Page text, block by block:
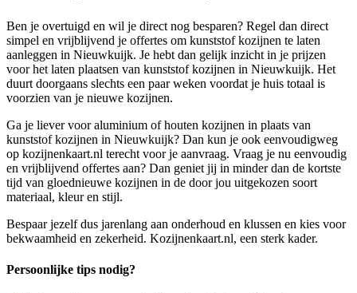
Ben je overtuigd en wil je direct nog besparen? Regel dan direct
simpel en vrijblijvend je offertes om kunststof kozijnen te laten
aanleggen in Nieuwkuijk. Je hebt dan gelijk inzicht in je prijzen
voor het laten plaatsen van kunststof kozijnen in Nieuwkuijk. Het
duurt doorgaans slechts een paar weken voordat je huis totaal is
voorzien van je nieuwe kozijnen.
Ga je liever voor aluminium of houten kozijnen in plaats van
kunststof kozijnen in Nieuwkuijk? Dan kun je ook eenvoudigweg
op kozijnenkaart.nl terecht voor je aanvraag. Vraag je nu eenvoudig
en vrijblijvend offertes aan? Dan geniet jij in minder dan de kortste
tijd van gloednieuwe kozijnen in de door jou uitgekozen soort
materiaal, kleur en stijl.
Bespaar jezelf dus jarenlang aan onderhoud en klussen en kies voor
bekwaamheid en zekerheid. Kozijnenkaart.nl, een sterk kader.
Persoonlijke tips nodig?